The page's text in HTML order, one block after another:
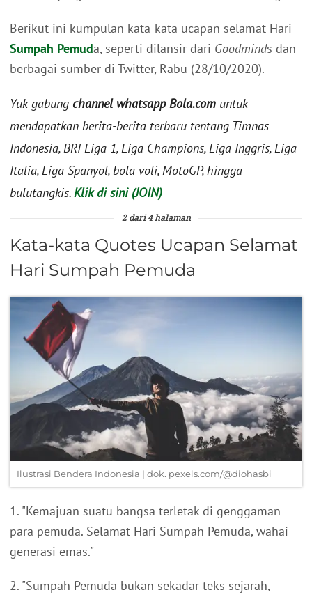
Berikut ini kumpulan kata-kata ucapan selamat Hari
Sumpah Pemuda, seperti dilansir dari Goodminds dan
berbagai sumber di Twitter, Rabu (28/10/2020).
Yuk gabung channel whatsapp Bola.com untuk
mendapatkan berita-berita terbaru tentang Timnas
Indonesia, BRI Liga 1, Liga Champions, Liga Inggris, Liga
Italia, Liga Spanyol, bola voli, MotoGP, hingga
bulutangkis.Klik di sini (JOIN)
2 dari 4 halaman
Kata-kata Quotes Ucapan Selamat
Hari Sumpah Pemuda
Ilustrasi Bendera Indonesia | dok. pexels.com/@diohasbi
1. "Kemajuan suatu bangsa terletak di genggaman
para pemuda. Selamat Hari Sumpah Pemuda, wahai
generasi emas."
2. "Sumpah Pemuda bukan sekadar teks sejarah,